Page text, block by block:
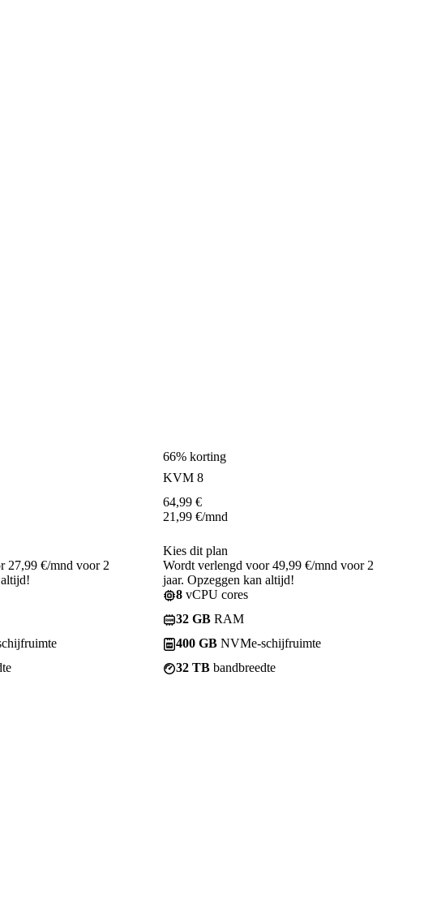
27,99 €/mnd voor 2
66% korting
KVM 8
64,99 €
21,99 €/mnd
Kies dit plan
Wordt verlengd voor 49,99 €/mnd voor 2
jaar. Opzeggen kan altijd!
8 vCPU cores
32 GB RAM
400 GB NVMe-schijfruimte
32 TB bandbreedte